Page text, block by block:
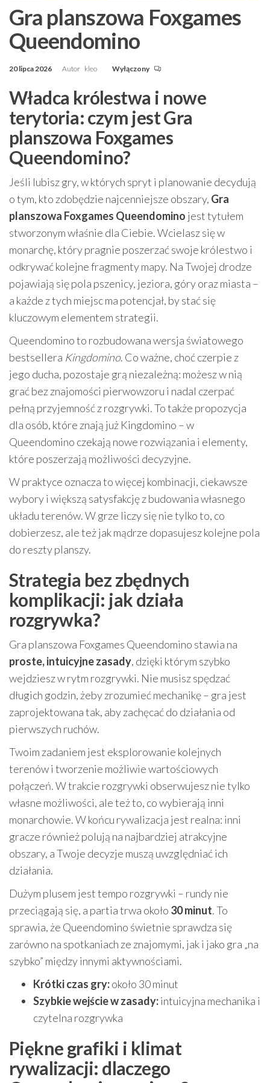
Gra planszowa Foxgames
Queendomino
20 lipca 2026 Autor kleo Wyłączony
Władca królestwa i nowe
terytoria: czym jest Gra
planszowa Foxgames
Queendomino?
Jeśli lubisz gry, w których spryt i planowanie decydują
o tym, kto zdobędzie najcenniejsze obszary, Gra
planszowa Foxgames Queendomino jest tytułem
stworzonym właśnie dla Ciebie. Wcielasz się w
monarchę, który pragnie poszerzać swoje królestwo i
odkrywać kolejne fragmenty mapy. Na Twojej drodze
pojawiają się pola pszenicy, jeziora, góry oraz miasta –
a każde z tych miejsc ma potencjał, by stać się
kluczowym elementem strategii.
Queendomino to rozbudowana wersja światowego
bestsellera Kingdomino. Co ważne, choć czerpie z
jego ducha, pozostaje grą niezależną: możesz w nią
grać bez znajomości pierwowzoru i nadal czerpać
pełną przyjemność z rozgrywki. To także propozycja
dla osób, które znają już Kingdomino – w
Queendomino czekają nowe rozwiązania i elementy,
które poszerzają możliwości decyzyjne.
W praktyce oznacza to więcej kombinacji, ciekawsze
wybory i większą satysfakcję z budowania własnego
układu terenów. W grze liczy się nie tylko to, co
dobierzesz, ale też jak mądrze dopasujesz kolejne pola
do reszty planszy.
Strategia bez zbędnych
komplikacji: jak działa
rozgrywka?
Gra planszowa Foxgames Queendomino stawia na
proste, intuicyjne zasady, dzięki którym szybko
wejdziesz w rytm rozgrywki. Nie musisz spędzać
długich godzin, żeby zrozumieć mechanikę – gra jest
zaprojektowana tak, aby zachęcać do działania od
pierwszych ruchów.
Twoim zadaniem jest eksplorowanie kolejnych
terenów i tworzenie możliwie wartościowych
połączeń. W trakcie rozgrywki obserwujesz nie tylko
własne możliwości, ale też to, co wybierają inni
monarchowie. W końcu rywalizacja jest realna: inni
gracze również polują na najbardziej atrakcyjne
obszary, a Twoje decyzje muszą uwzględniać ich
działania.
Dużym plusem jest tempo rozgrywki – rundy nie
przeciągają się, a partia trwa około 30 minut. To
sprawia, że Queendomino świetnie sprawdza się
zarówno na spotkaniach ze znajomymi, jak i jako gra „na
szybko” między innymi aktywnościami.
Krótki czas gry:około 30 minut
Szybkie wejście w zasady:intuicyjna mechanika i
czytelna rozgrywka
Piękne grafiki i klimat
rywalizacji: dlaczego